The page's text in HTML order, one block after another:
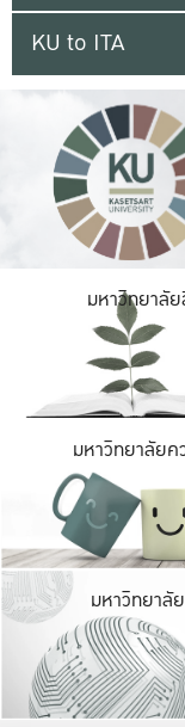
KU to ITA
มหาวิทยาลัย
มหาวิทยาลัยค
มหาวิทยาลั